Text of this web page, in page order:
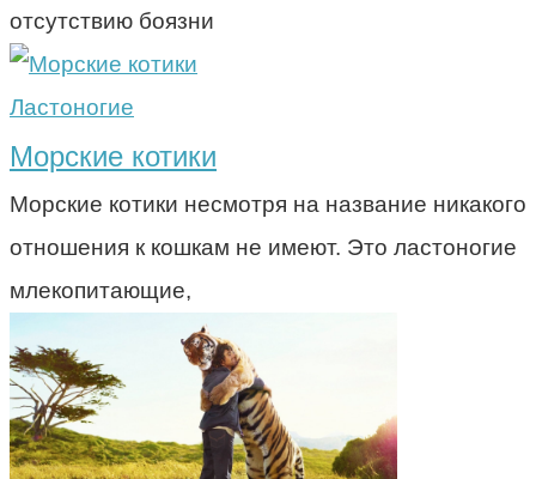
отсутствию боязни
Ластоногие
Морские котики
Морские котики несмотря на название никакого
отношения к кошкам не имеют. Это ластоногие
млекопитающие,